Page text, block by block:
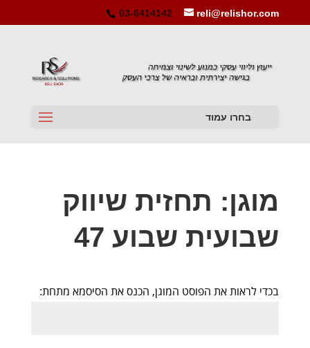
03-6414142 reli@relishor.com
בחרו עמוד
מוגן: תחזית שיווק
שבועית שבוע 47
בכדי לראות את הפוסט המוגן, הכנס את הסיסמא מתחת: